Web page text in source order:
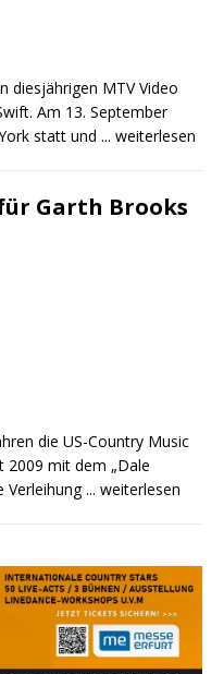
diesjährigen MTV Video
Am 13. September
statt und ... weiterlesen
Garth Brooks
die US-Country Music
2009 mit dem „Dale
Verleihung... weiterlesen